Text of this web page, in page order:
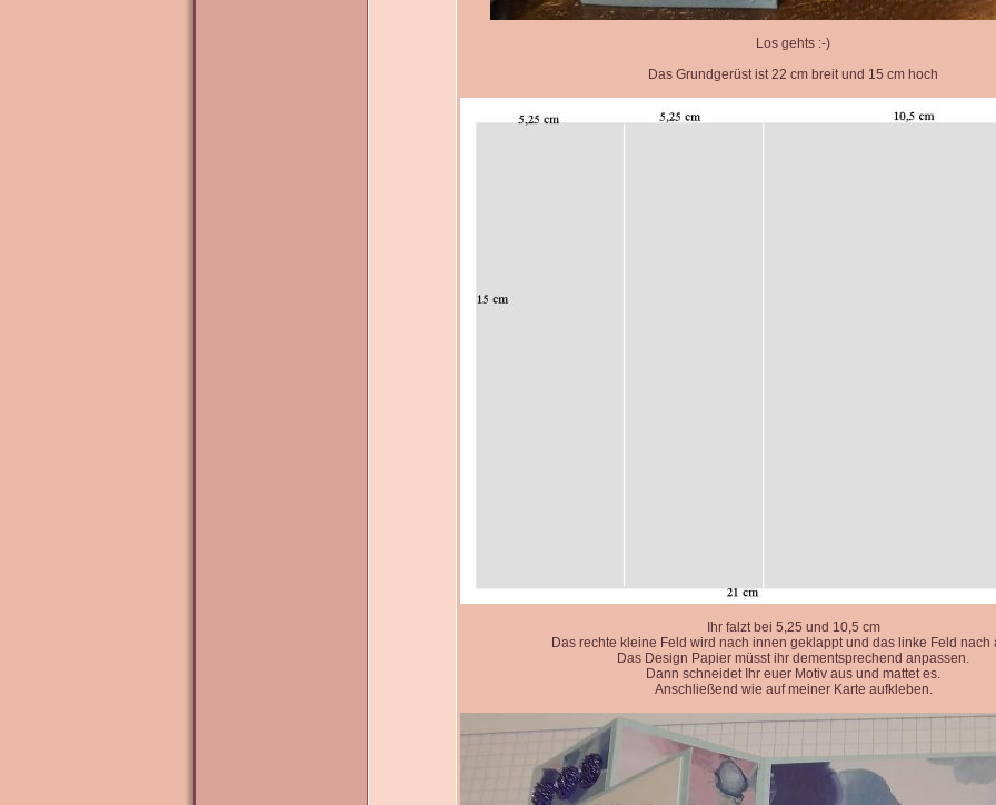
Los gehts :-)
Das Grundgerüst ist 22 cm breit und 15 cm hoch
Ihr falzt bei 5,25 und 10,5 cm
Das rechte kleine Feld wird nach innen geklappt und das linke Feld nach
Das Design Papier müsst ihr dementsprechend anpassen.
Dann schneidet Ihr euer Motiv aus und mattet es.
Anschließend wie auf meiner Karte aufkleben.